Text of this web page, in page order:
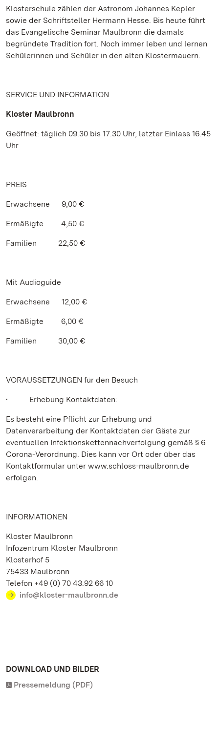
Klosterschule zählen der Astronom Johannes Kepler
sowie der Schriftsteller Hermann Hesse. Bis heute führt
das Evangelische Seminar Maulbronn die damals
begründete Tradition fort. Noch immer leben und lernen
Schülerinnen und Schüler in den alten Klostermauern.
SERVICE UND INFORMATION
Kloster Maulbronn
Geöffnet: täglich 09.30 bis 17.30 Uhr, letzter Einlass 16.45
Uhr
PREIS
Erwachsene 9,00 €
Ermäßigte 4,50 €
Familien 22,50 €
Mit Audioguide
Erwachsene 12,00 €
Ermäßigte 6,00 €
Familien 30,00 €
VORAUSSETZUNGEN für den Besuch
• Erhebung Kontaktdaten:
Es besteht eine Pflicht zur Erhebung und
Datenverarbeitung der Kontaktdaten der Gäste zur
eventuellen Infektionskettennachverfolgung gemäß § 6
Corona-Verordnung. Dies kann vor Ort oder über das
Kontaktformular unter www.schloss-maulbronn.de
erfolgen.
INFORMATIONEN
Kloster Maulbronn
Infozentrum Kloster Maulbronn
Klosterhof 5
75433 Maulbronn
Telefon +49 (0) 70 43.92 66 10
info@kloster-maulbronn.de
DOWNLOAD UND BILDER
Pressemeldung (PDF)